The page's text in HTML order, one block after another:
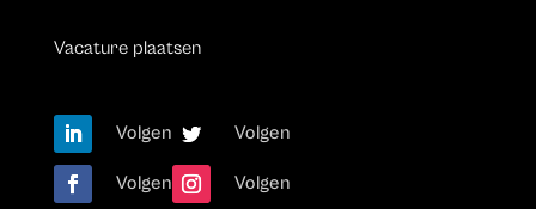
Vacature plaatsen
Volgen Volgen
Volgen Volgen